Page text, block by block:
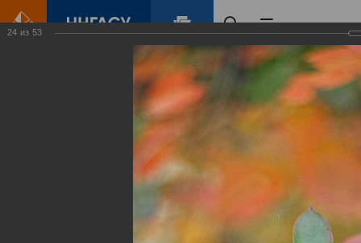
Зеленый Город
Виртуальные
выставки
(фотоальбомы)
24 из 53